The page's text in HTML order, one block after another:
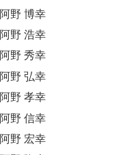
阿野 博幸
阿野 浩幸
阿野 秀幸
阿野 弘幸
阿野 孝幸
阿野 信幸
阿野 宏幸